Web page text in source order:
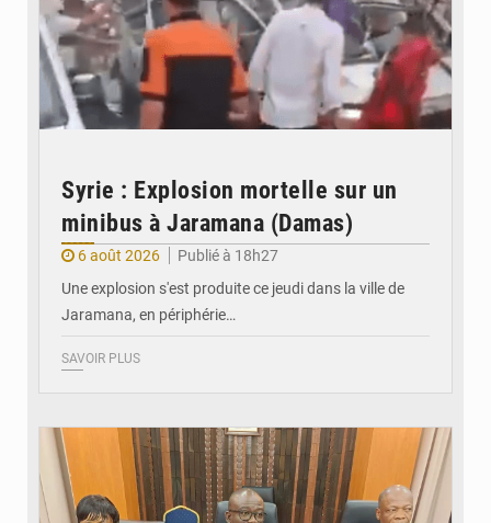
Syrie : Explosion mortelle sur un
minibus à Jaramana (Damas)
6 août 2026
Publié à 18h27
Une explosion s'est produite ce jeudi dans la ville de
Jaramana, en périphérie…
SAVOIR PLUS